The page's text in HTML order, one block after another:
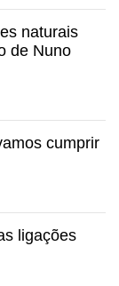
naturais
de Nuno
cumprir
ligações